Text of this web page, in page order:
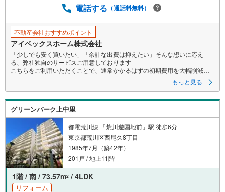
電話する （通話料無料）
不動産会社おすすめポイント
アイベックスホーム株式会社
「少しでも安く買いたい」「余計な出費は抑えたい」そんな想いに応え
る、弊社独自のサービスご用意しております
こちらをご利用いただくことで、通常かかるはずの初期費用を大幅削減す
詳細につきましては、下記のお電話フォームよりご連絡ください。営業時
間:朝10時～19時30分 火曜・水曜日は定休日となります。
現地を見学される場合は「室内・現地を見学する（無料）」ボタンよりご
希望の日時をご記入いただけますとスムーズにご案内が可能です。
まずは『いくらお得になるか』だけでも、お気軽にお問い合わせくださ
当日のご案内もご相談を！ご内見は現地お待ち合わせ・現地解散も可能で
す
住宅ローン等のご相談もお気軽にお申し付け下さい！
もっと見る
グリーンパーク上中里
都電荒川線 「荒川遊園地前」駅 徒歩6分
東京都荒川区西尾久8丁目
1985年7月（築42年）
201戸 / 地上11階
1階 / 南 / 73.57m2 / 4LDK
リフォーム